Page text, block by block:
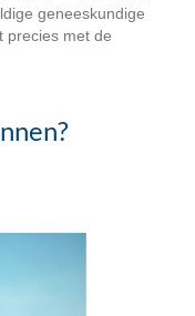
geneeskundige
precies met de